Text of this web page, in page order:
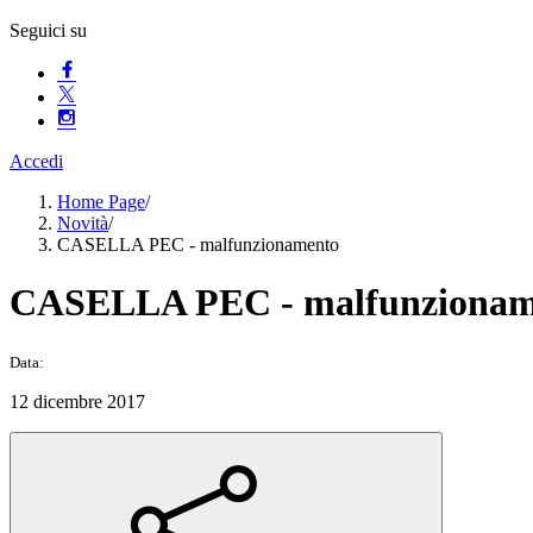
Seguici su
Accedi
Home Page/
Novità/
CASELLA PEC - malfunzionamento
CASELLA PEC -
Data:
12 dicembre 2017